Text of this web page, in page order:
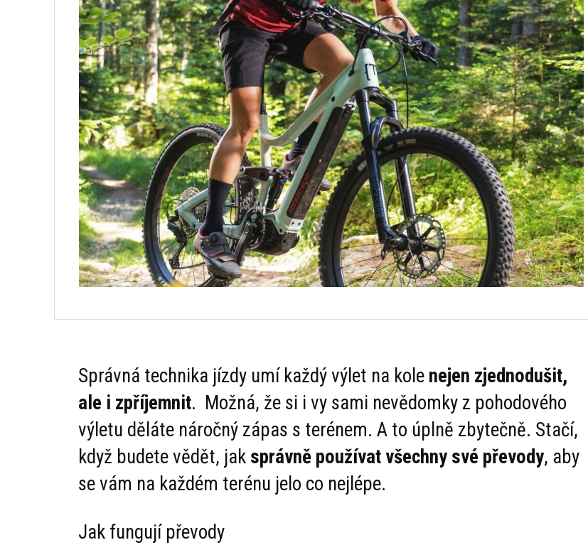
Správná technika jízdy umí každý výlet na kole nejen zjednodušit,
ale i zpříjemnit. Možná, že si i vy sami nevědomky z pohodového
výletu děláte náročný zápas s terénem. A to úplně zbytečně. Stačí,
když budete vědět, jak správně používat všechny své převody, aby
se vám na každém terénu jelo co nejlépe.
Jak fungují převody